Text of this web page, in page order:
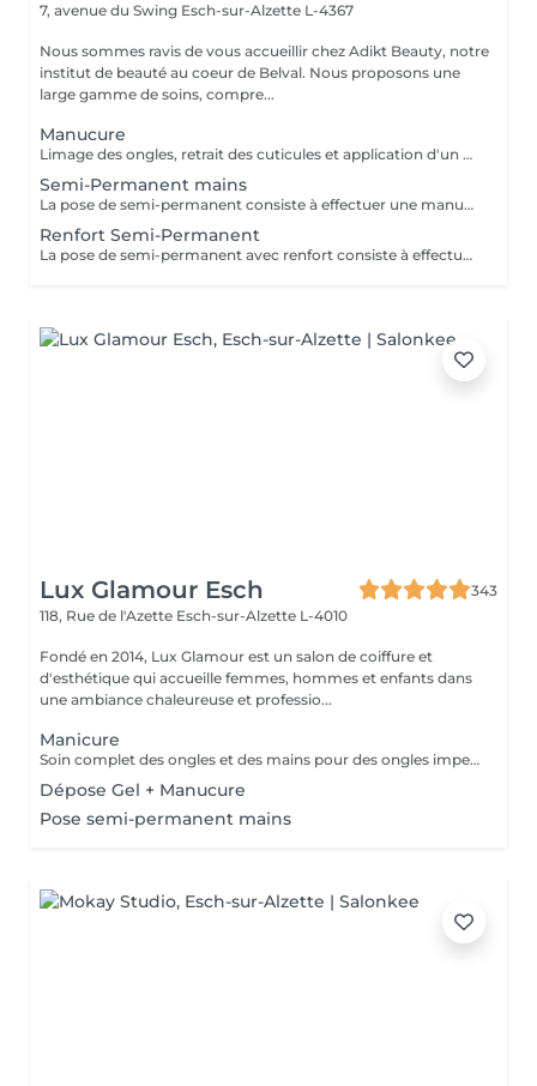
7, avenue du Swing Esch-sur-Alzette L-4367
Nous sommes ravis de vous accueillir chez Adikt Beauty, notre
institut de beauté au coeur de Belval. Nous proposons une
large gamme de soins, compre...
Manucure
Limage des ongles, retrait des cuticules et application d'un vernis protecteur si besoin.
Semi-Permanent mains
La pose de semi-permanent consiste à effectuer une manucure simple et poser un vernis semi-permanent sur les ongles naturels pour une tenue de 3 à 4 semaines. La dépose de semi-permanent consiste à retirer le semi-permanent présent sur les ongles. MERCI DE SÉLECTIONNER LES DÉCORATIONS EN SUPPLÉMENT (french, babyboomer, strass,) QUE VOUS SOUHAITEZ FAIRE À CHAQUE RENDEZ-VOUS.
Renfort Semi-Permanent
La pose de semi-permanent avec renfort consiste à effectuer une manucure simple et poser un vernis semi-permanent sur une base renforçante pour une tenue plus longue, sans casse, pour une tenue de 3 à 4 semaines. MERCI DE SÉLECTIONNER LES DÉCORATIONS EN SUPPLÉMENT (french, babyboomer, strass,) QUE VOUS SOUHAITEZ FAIRE À CHAQUE RENDEZ-VOUS.
Lux Glamour Esch
343
118, Rue de l'Azette Esch-sur-Alzette L-4010
Fondé en 2014, Lux Glamour est un salon de coiffure et
d'esthétique qui accueille femmes, hommes et enfants dans
une ambiance chaleureuse et professio...
Manicure
Soin complet des ongles et des mains pour des ongles impeccables et une peau douce. Choisissez entre finition classique, vernis ou nail art pour sublimer vos mains avec élégance.
Dépose Gel + Manucure
Pose semi-permanent mains